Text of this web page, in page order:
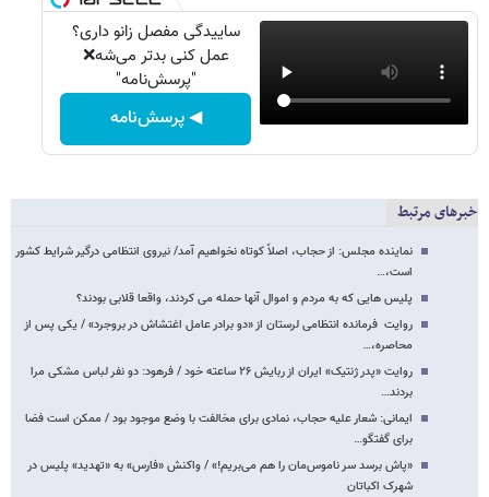
ساییدگی مفصل زانو داری؟
عمل کنی بدتر می‌شه❌
"پرسش‌نامه"
◀ پرسش‌نامه
خبرهای مرتبط
نماینده مجلس: از حجاب، اصلاً کوتاه نخواهیم آمد/ نیروی انتظامی درگیر شرایط کشور
است،…
پلیس هایی که به مردم و اموال آنها حمله می کردند، واقعا قلابی بودند؟
روایت فرمانده انتظامی لرستان از «دو برادر عامل اغتشاش در بروجرد» / یکی پس از
محاصره،…
روایت «پدر ژنتیک» ایران از ربایش ۲۶ ساعته خود / فرهود: دو نفر لباس مشکی مرا
بردند…
ایمانی: شعار علیه حجاب، نمادی برای مخالفت با وضع موجود بود / ممکن است فضا
برای گفتگو…
«پاش برسد سر ناموس‌مان را هم می‌بریم!» / واکنش «فارس» به «تهدید» پلیس در
شهرک اکباتان